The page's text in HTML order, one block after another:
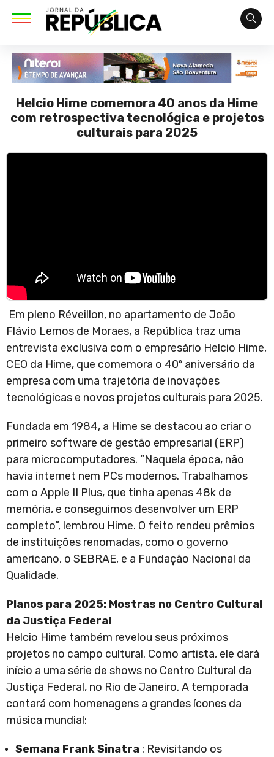
Helcio Hime comemora 40 anos da Hime
com retrospectiva tecnológica e projetos
culturais para 2025
Em pleno Réveillon, no apartamento de João
Flávio Lemos de Moraes, a República traz uma
entrevista exclusiva com o empresário Helcio Hime,
CEO da Hime, que comemora o 40º aniversário da
empresa com uma trajetória de inovações
tecnológicas e novos projetos culturais para 2025.
Fundada em 1984, a Hime se destacou ao criar o
primeiro software de gestão empresarial (ERP)
para microcomputadores. “Naquela época, não
havia internet nem PCs modernos. Trabalhamos
com o Apple II Plus, que tinha apenas 48k de
memória, e conseguimos desenvolver um ERP
completo”, lembrou Hime. O feito rendeu prêmios
de instituições renomadas, como o governo
americano, o SEBRAE, e a Fundação Nacional da
Qualidade.
Planos para 2025: Mostras no Centro Cultural
da Justiça Federal
Helcio Hime também revelou seus próximos
projetos no campo cultural. Como artista, ele dará
início a uma série de shows no Centro Cultural da
Justiça Federal, no Rio de Janeiro. A temporada
contará com homenagens a grandes ícones da
música mundial:
Semana Frank Sinatra : Revisitando os